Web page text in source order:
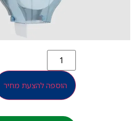
הוספה להצעת מחיר